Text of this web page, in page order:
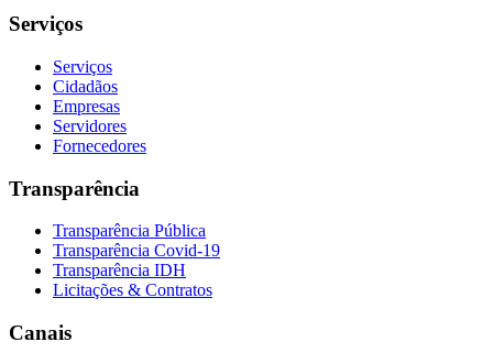
Serviços
Serviços
Cidadãos
Empresas
Servidores
Fornecedores
Transparência
Transparência Pública
Transparência Covid-19
Transparência IDH
Licitações & Contratos
Canais